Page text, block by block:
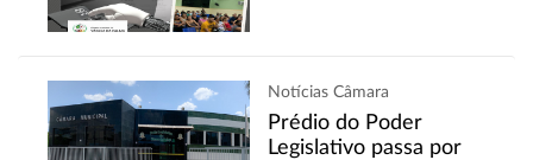
Notícias Câmara
Prédio do Poder
Legislativo passa por